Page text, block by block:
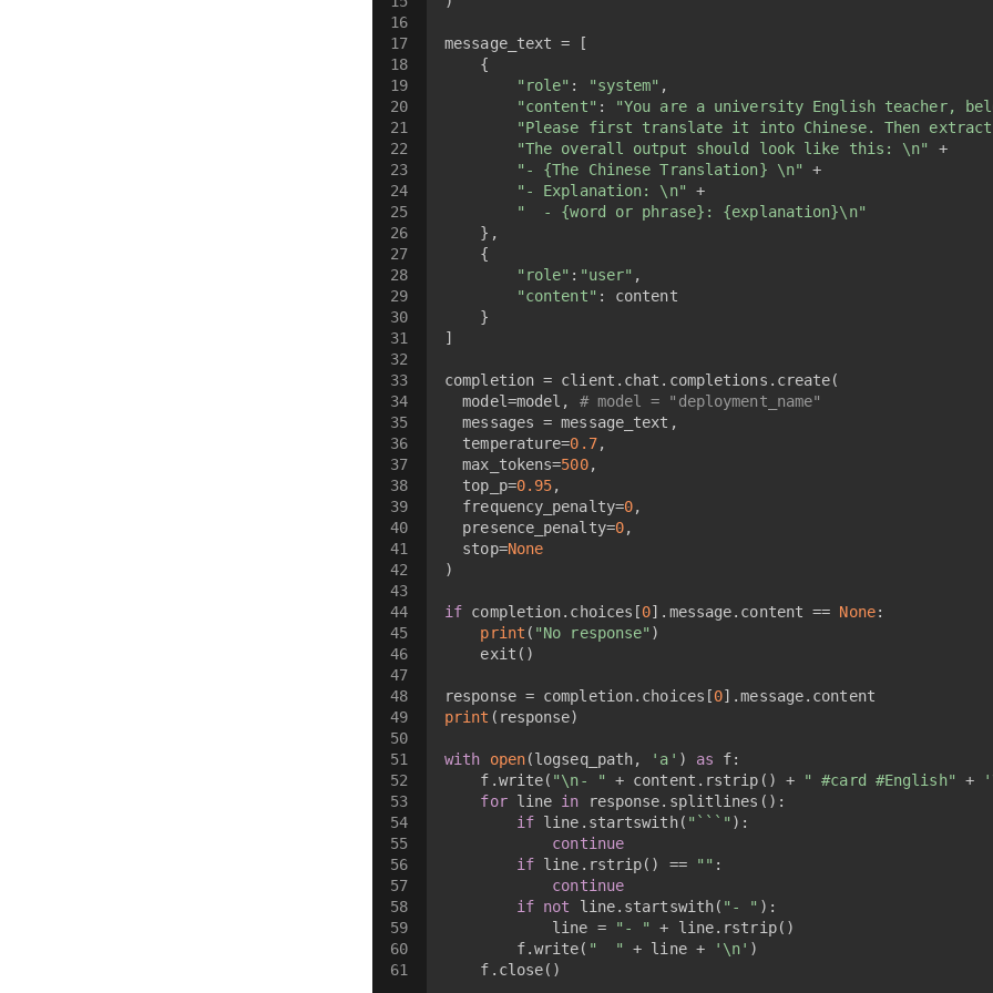
16
17
18
19
20
21
22
23
24
25
26
27
28
29
30
31
32
33
34
35
36
37
38
39
40
41
42
43
44
45
46
47
48
49
50
51
52
53
54
55
56
57
58
59
60
61
message_text = [
    {
"role" : "system" ,
"content" : "You are a university English teacher,
"Please first translate it into Chinese. Then extract
"The overall output should look like this: \n"
+
"- {The Chinese Translation} \n"
+
"- Explanation: \n"
+
"  - {word or phrase}: {explanation}\n"
    },
    {
"role" : "user" ,
"content" : content
    }
]
completion = client.chat.completions.create(
  model=model,
# model = "deployment_name"
  messages = message_text,
  temperature=
0.7,
  max_tokens=
500,
  top_p=
0.95,
  frequency_penalty=
0,
  presence_penalty=
0,
  stop=
None
)
if completion.choices[0].message.content == None:
print ( "No response" )
    exit()
response = completion.choices[0].message.content
print (response)
with open(logseq_path, 'a' ) as f:
    f.write(
"\n- " + content.rstrip() + " #card #English" +
for line in response.splitlines():
if line.startswith( "```" ):
continue
if line.rstrip() == "" :
continue
if not line.startswith( "- " ):
            line =
"- "
+ line.rstrip()
        f.write(
"  " + line + '\n' )
    f.close()